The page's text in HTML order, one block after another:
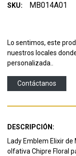
SKU: MB014A01
Lo sentimos, este
nuestros locales
personalizada..
Contáctanos
DESCRIPCIÓN:
Lady Emblem Elixir
olfativa Chipre Floral